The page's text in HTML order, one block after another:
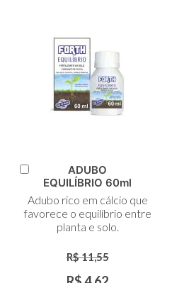
Adicionar
Carrinho
ADUBO
EQUILÍBRIO 60ml
Adubo rico em cálcio que
favorece o equilíbrio entre
planta e solo.
R$ 11,55